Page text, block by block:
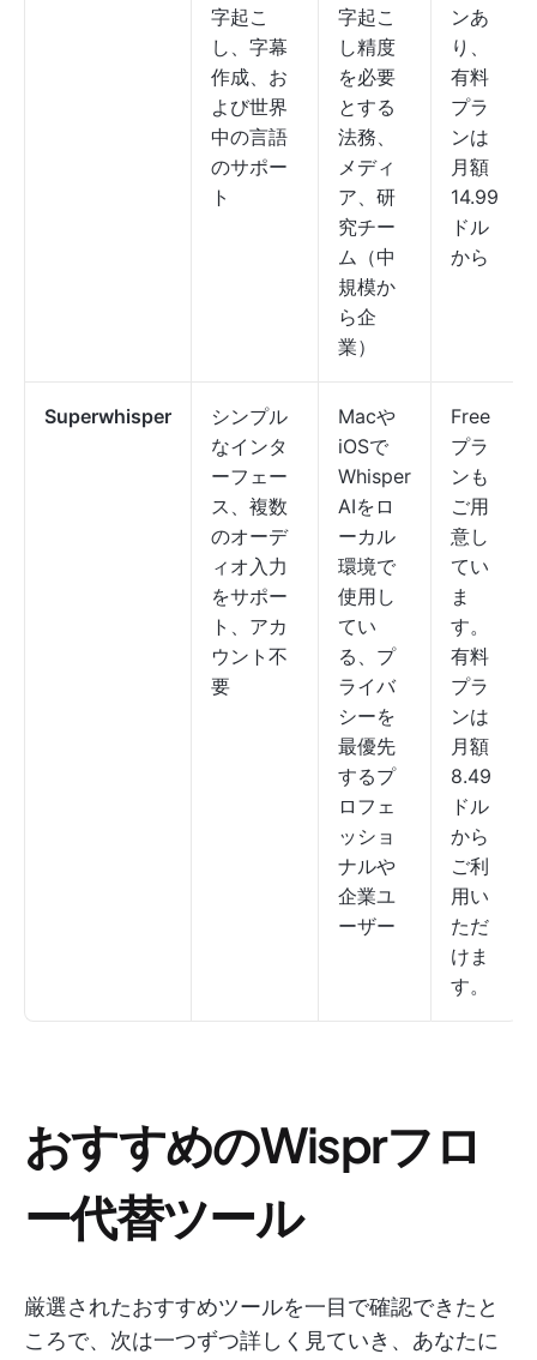
字起こ
し、字幕
作成、お
よび世界
中の言語
のサポー
ト
字起こ
し精度
を必要
とする
法務、
メディ
ア、研
究チー
ム（中
規模か
ら企
業）
ンあ
り、
有料
プラ
ンは
月額
14.99
ドル
から
Superwhisper
シンプル
なインタ
ーフェー
ス、複数
のオーデ
ィオ入力
をサポー
ト、アカ
ウント不
要
Macや
iOSで
Whisper
AIをロ
ーカル
環境で
使用し
てい
る、プ
ライバ
シーを
最優先
するプ
ロフェ
ッショ
ナルや
企業ユ
ーザー
Free
プラ
ンも
ご用
意し
てい
ま
す。
有料
プラ
ンは
月額
8.49
ドル
から
ご利
用い
ただ
けま
す。
おすすめのWisprフロ
ー代替ツール
厳選されたおすすめツールを一目で確認できたと
ころで、次は一つずつ詳しく見ていき、あなたに